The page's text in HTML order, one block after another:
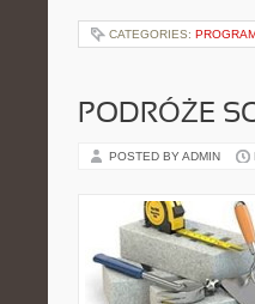
CATEGORIES:
PODRÓŻE
POSTED BY ADMIN